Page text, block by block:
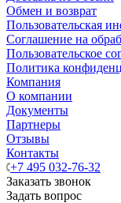
Обмен и возврат
Пользовательская
Соглашение на
Пользовательское
Политика
Компания
О компании
Документы
Партнеры
Отзывы
Контакты
+7 495 032-76-32
Заказать звонок
Задать вопрос